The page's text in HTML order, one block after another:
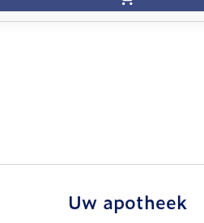
Uw apotheek